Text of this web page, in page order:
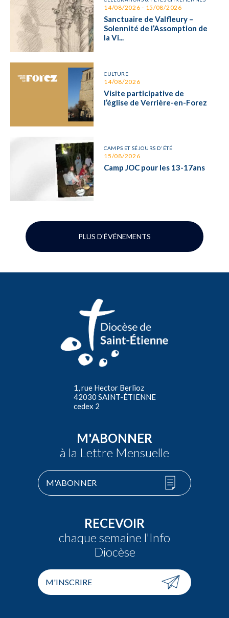
PLUS D'ÉVÉNEMENTS
14/08/2026 - 15/08/2026
Sanctuaire de Valfleury –
Solennité de l’Assomption de
la Vi...
CULTURE
14/08/2026
Visite participative de
l’église de Verrière-en-Forez
CAMPS ET SÉJOURS D'ÉTÉ
15/08/2026
Camp JOC pour les 13-17ans
1, rue Hector Berlioz
42030 SAINT-ÉTIENNE
cedex 2
M'ABONNER
à la Lettre Mensuelle
M'ABONNER
RECEVOIR
chaque semaine l'Info
Diocèse
M'INSCRIRE